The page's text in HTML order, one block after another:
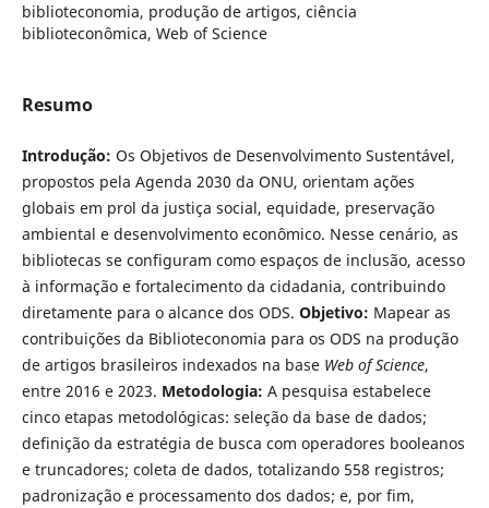
biblioteconomia, produção de artigos, ciência
biblioteconômica, Web of Science
Resumo
Introdução: Os Objetivos de Desenvolvimento Sustentável,
propostos pela Agenda 2030 da ONU, orientam ações
globais em prol da justiça social, equidade, preservação
ambiental e desenvolvimento econômico. Nesse cenário, as
bibliotecas se configuram como espaços de inclusão, acesso
à informação e fortalecimento da cidadania, contribuindo
diretamente para o alcance dos ODS. Objetivo: Mapear as
contribuições da Biblioteconomia para os ODS na produção
de artigos brasileiros indexados na base Web of Science,
entre 2016 e 2023. Metodologia: A pesquisa estabelece
cinco etapas metodológicas: seleção da base de dados;
definição da estratégia de busca com operadores booleanos
e truncadores; coleta de dados, totalizando 558 registros;
padronização e processamento dos dados; e, por fim,